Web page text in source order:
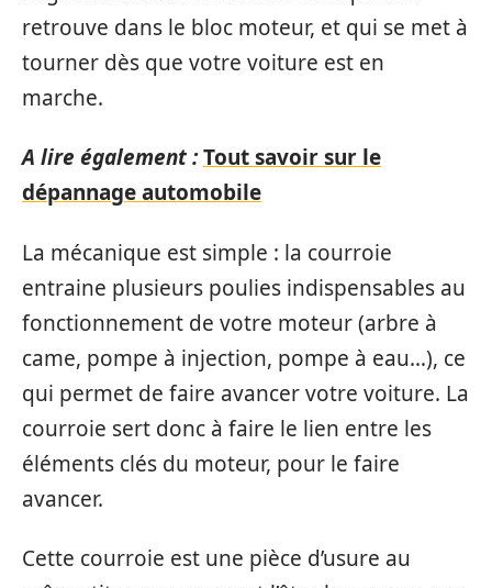
retrouve dans le bloc moteur, et qui se met à
tourner dès que votre voiture est en
marche.
A lire également :Tout savoir sur le
dépannage automobile
La mécanique est simple : la courroie
entraine plusieurs poulies indispensables au
fonctionnement de votre moteur (arbre à
came, pompe à injection, pompe à eau…), ce
qui permet de faire avancer votre voiture. La
courroie sert donc à faire le lien entre les
éléments clés du moteur, pour le faire
avancer.
Cette courroie est une pièce d’usure au